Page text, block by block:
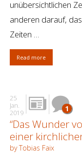
unübersichtlichen
anderen darauf,
Zeiten …
Read more
25
Jan.
2019
1
“Das Wunder
einer
by Tobias Faix